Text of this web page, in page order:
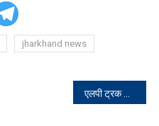
jharkhand news